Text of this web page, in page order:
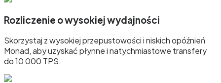
Rozliczenie o wysokiej wydajności
Skorzystaj z wysokiej przepustowości i niskich opóźnień
Monad, aby uzyskać płynne i natychmiastowe transfery
do 10 000 TPS.